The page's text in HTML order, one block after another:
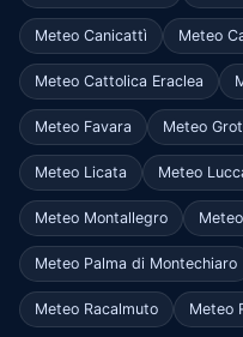
Meteo Canicattì Meteo
Meteo Cattolica Eraclea
Meteo Favara Meteo
Meteo Licata Meteo
Meteo Montallegro
Meteo Palma di Montechiaro
Meteo Racalmuto Meteo